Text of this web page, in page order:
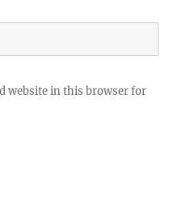
website in this browser for